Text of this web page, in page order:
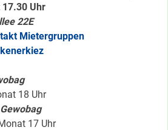
Uhr
22E
Mietergruppen
18 Uhr
17 Uhr